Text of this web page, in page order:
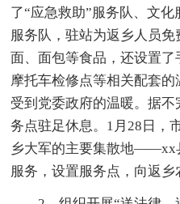
了“应急救助”服务队、文
服务队，驻站为返乡人员
面、面包等食品，还设置了
摩托车检修点等相关配套
受到党委政府的温暖。据
务点驻足休息。1月28日，
乡大军的主要集散地——xx
服务，设置服务点，向返乡